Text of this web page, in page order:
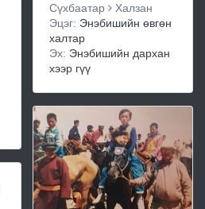
Сүхбаатар
Халзан
Эцэг: Энэбишийн өвгөн
халтар
Эх: Энэбишийн дархан
хээр гүү